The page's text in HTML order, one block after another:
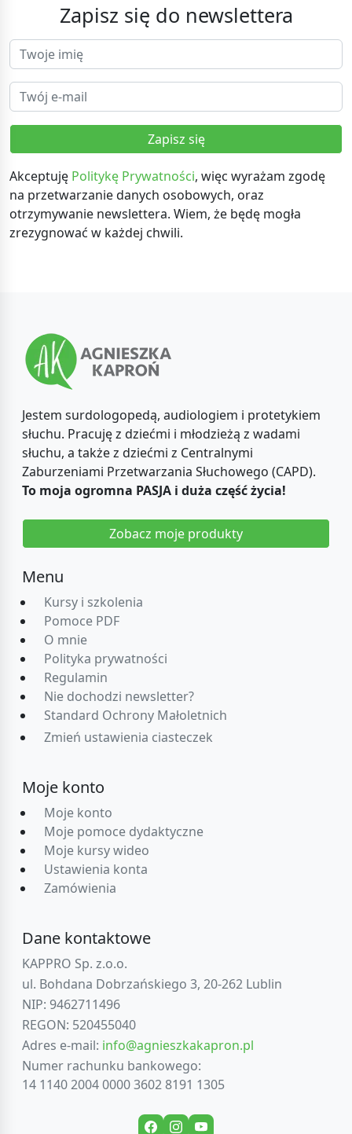
Zapisz się do newslettera
Zapisz się
Akceptuję Politykę Prywatności, więc wyrażam zgodę
na przetwarzanie danych osobowych, oraz
otrzymywanie newslettera. Wiem, że będę mogła
zrezygnować w każdej chwili.
Jestem surdologopedą, audiologiem i protetykiem
słuchu. Pracuję z dziećmi i młodzieżą z wadami
słuchu, a także z dziećmi z Centralnymi
Zaburzeniami Przetwarzania Słuchowego (CAPD).
To moja ogromna PASJA i duża część życia!
Zobacz moje produkty
Menu
Kursy i szkolenia
Pomoce PDF
O mnie
Polityka prywatności
Regulamin
Nie dochodzi newsletter?
Standard Ochrony Małoletnich
Zmień ustawienia ciasteczek
Moje konto
Moje konto
Moje pomoce dydaktyczne
Moje kursy wideo
Ustawienia konta
Zamówienia
Dane kontaktowe
KAPPRO Sp. z.o.o.
ul. Bohdana Dobrzańskiego 3, 20-262 Lublin
NIP: 9462711496
REGON: 520455040
Adres e-mail: info@agnieszkakapron.pl
Numer rachunku bankowego:
14 1140 2004 0000 3602 8191 1305